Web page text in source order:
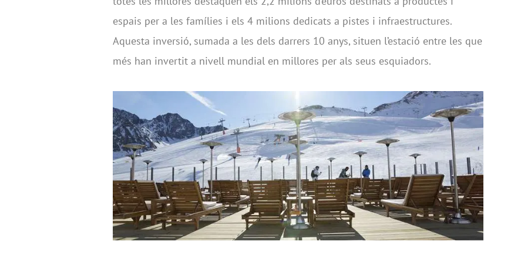
espais per a les famílies i els 4 milions dedicats a pistes i infraestructures.
Aquesta inversió, sumada a les dels darrers 10 anys, situen l’estació entre les que
més han invertit a nivell mundial en millores per als seus esquiadors.